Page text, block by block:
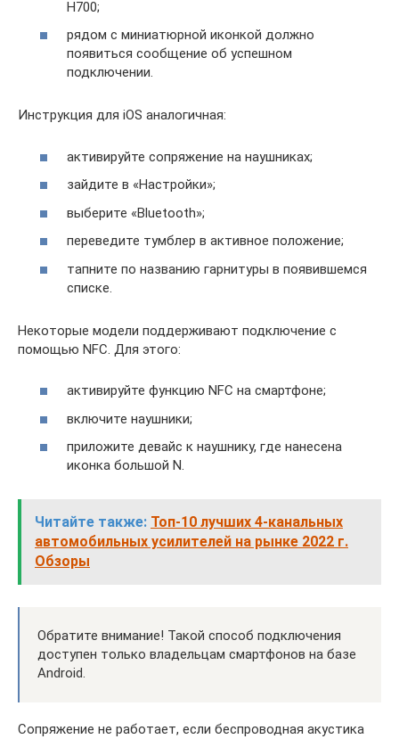
H700;
рядом с миниатюрной иконкой должно
появиться сообщение об успешном
подключении.
Инструкция для iOS аналогичная:
активируйте сопряжение на наушниках;
зайдите в «Настройки»;
выберите «Bluetooth»;
переведите тумблер в активное положение;
тапните по названию гарнитуры в появившемся
списке.
Некоторые модели поддерживают подключение с
помощью NFC. Для этого:
активируйте функцию NFC на смартфоне;
включите наушники;
приложите девайс к наушнику, где нанесена
иконка большой N.
Читайте также: Топ-10 лучших 4-канальных
автомобильных усилителей на рынке 2022 г.
Обзоры
Обратите внимание! Такой способ подключения
доступен только владельцам смартфонов на базе
Android.
Сопряжение не работает, если беспроводная акустика